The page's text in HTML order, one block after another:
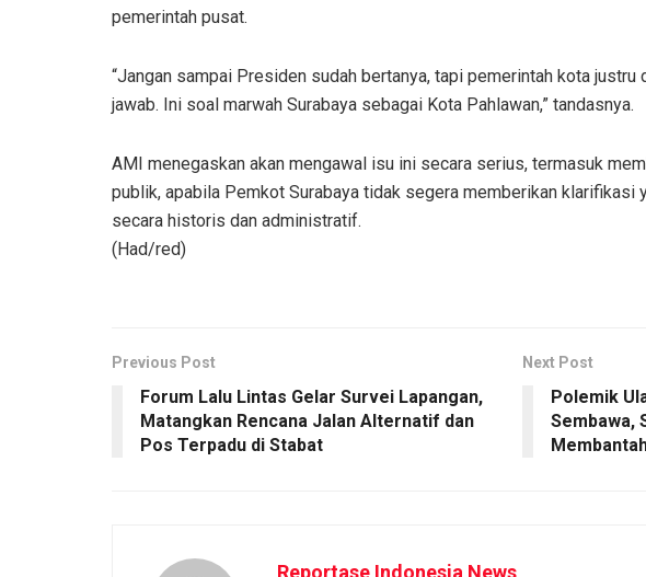
pemerintah pusat.
“Jangan sampai Presiden sudah bertanya, tapi pemerintah kota
jawab. Ini soal marwah Surabaya sebagai Kota Pahlawan,” tandasnya.
AMI menegaskan akan mengawal isu ini secara serius, termasuk
publik, apabila Pemkot Surabaya tidak segera memberikan klarifikasi
secara historis dan administratif.
(Had/red)
Previous Post
Forum Lalu Lintas Gelar Survei Lapangan,
Matangkan Rencana Jalan Alternatif dan
Pos Terpadu di Stabat
Next Post
Polemik
Sembawa,
Reportase Indonesia News